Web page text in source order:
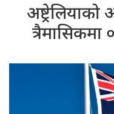
अष्ट्रेलियाको
त्रैमासिकमा